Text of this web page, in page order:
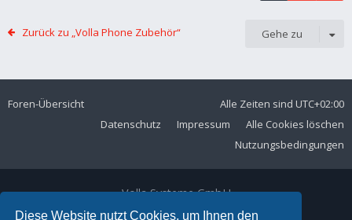
Diese Website nutzt Cookies, um Ihnen den
Zurück zu „Volla Phone Zubehör“ Gehe zu
Foren-Übersicht Alle Zeiten sind UTC+02:00
Alle Cookies löschen
Impressum
Datenschutz
Nutzungsbedingungen
Volla Systeme GmbH
Kölner Straße 102